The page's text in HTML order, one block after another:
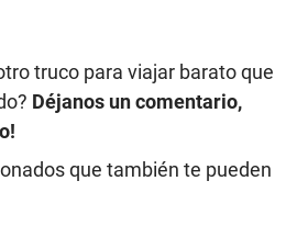
truco para viajar barato que
Déjanos un comentario,
que también te pueden